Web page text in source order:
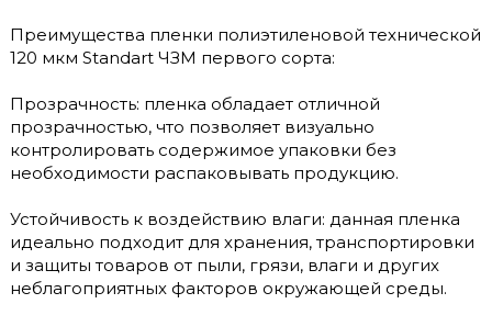
Преимущества пленки полиэтиленовой технической
120 мкм Standart ЧЗМ первого сорта:
Прозрачность: пленка обладает отличной
прозрачностью, что позволяет визуально
контролировать содержимое упаковки без
необходимости распаковывать продукцию.
Устойчивость к воздействию влаги: данная пленка
идеально подходит для хранения, транспортировки
и защиты товаров от пыли, грязи, влаги и других
неблагоприятных факторов окружающей среды.